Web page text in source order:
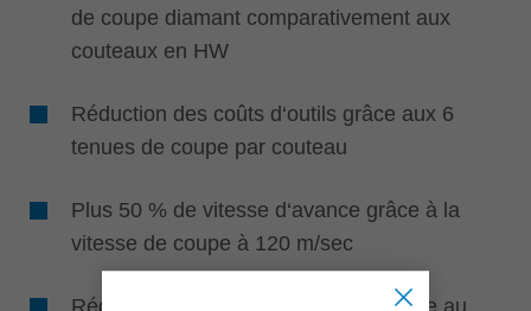
de coupe diamant comparativement aux
couteaux en HW
Réduction des coûts d‘outils grâce aux 6
tenues de coupe par couteau
Plus 50 % de vitesse d‘avance grâce à la
vitesse de coupe à 120 m/sec